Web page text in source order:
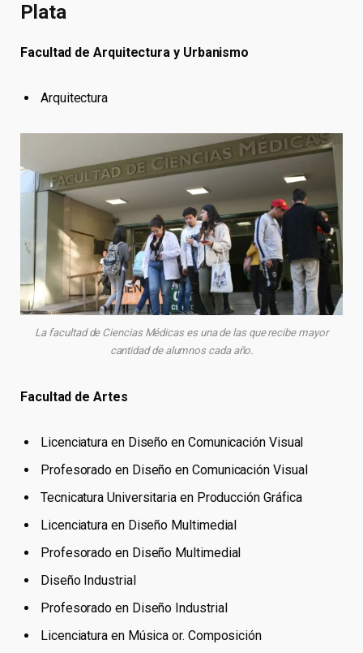
Plata
Facultad de Arquitectura y Urbanismo
Arquitectura
La facultad de Ciencias Médicas es una de las que recibe mayor
cantidad de alumnos cada año.
Facultad de Artes
Licenciatura en Diseño en Comunicación Visual
Profesorado en Diseño en Comunicación Visual
Tecnicatura Universitaria en Producción Gráfica
Licenciatura en Diseño Multimedial
Profesorado en Diseño Multimedial
Diseño Industrial
Profesorado en Diseño Industrial
Licenciatura en Música or. Composición